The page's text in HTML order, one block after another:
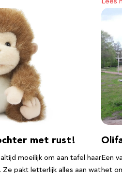
Lees
met rust!
moeilijk om aan tafel haar
pakt letterlijk alles aan wat
Een
het